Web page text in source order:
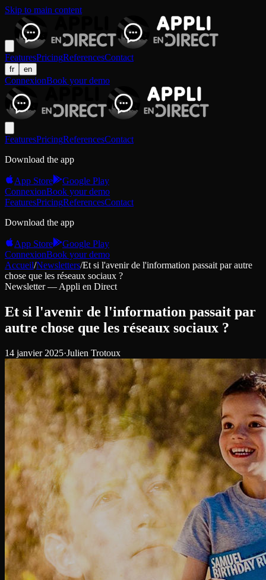
Skip to main content
FeaturesPricingReferencesContact
fr en
ConnexionBook your demo
FeaturesPricingReferencesContact
Download the app
App Store
Google Play
ConnexionBook your demo
FeaturesPricingReferencesContact
Download the app
App Store
Google Play
ConnexionBook your demo
Accueil/Newsletters/Et si l'avenir de l'information passait par autre
chose que les réseaux sociaux ?
Newsletter — Appli en Direct
Et si l'avenir de l'information passait par
autre chose que les réseaux sociaux ?
14 janvier 2025·Julien Trotoux